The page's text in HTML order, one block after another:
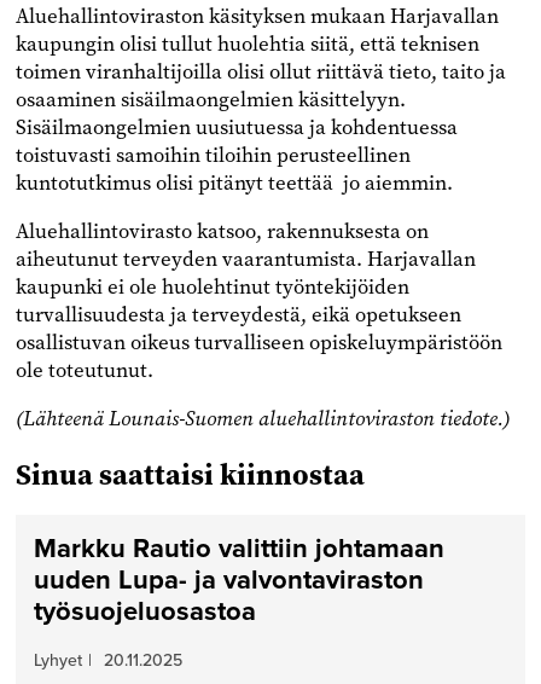
Aluehallintoviraston käsityksen mukaan Harjavallan
kaupungin olisi tullut huolehtia siitä, että teknisen
toimen viranhaltijoilla olisi ollut riittävä tieto, taito ja
osaaminen sisäilmaongelmien käsittelyyn.
Sisäilmaongelmien uusiutuessa ja kohdentuessa
toistuvasti samoihin tiloihin perusteellinen
kuntotutkimus olisi pitänyt teettää jo aiemmin.
Aluehallintovirasto katsoo, rakennuksesta on
aiheutunut terveyden vaarantumista. Harjavallan
kaupunki ei ole huolehtinut työntekijöiden
turvallisuudesta ja terveydestä, eikä opetukseen
osallistuvan oikeus turvalliseen opiskeluympäristöön
ole toteutunut.
(Lähteenä Lounais-Suomen aluehallintoviraston tiedote.)
Sinua saattaisi kiinnostaa
Markku Rautio valittiin johtamaan
uuden Lupa- ja valvontaviraston
työsuojeluosastoa
Lyhyet | 20.11.2025